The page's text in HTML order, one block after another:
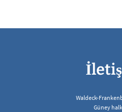
Waldeck-
Güney